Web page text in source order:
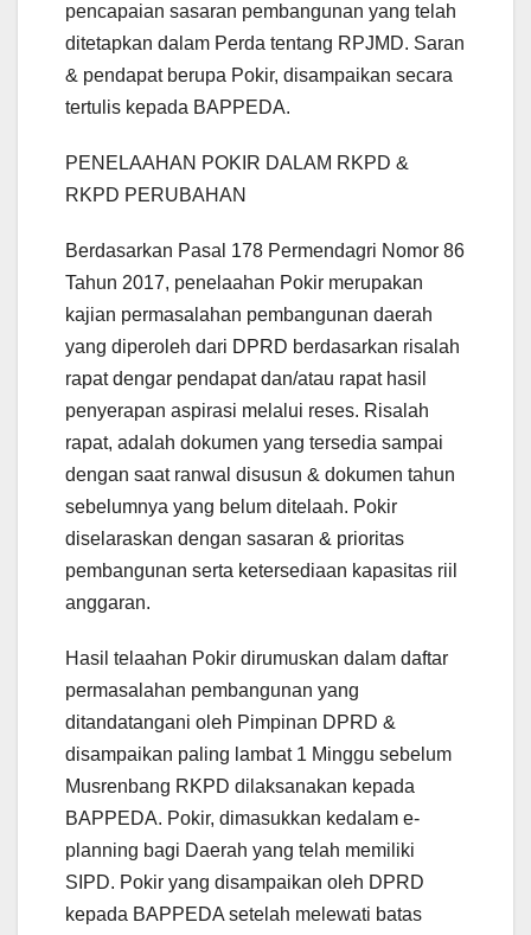
pencapaian sasaran pembangunan yang telah
ditetapkan dalam Perda tentang RPJMD. Saran
& pendapat berupa Pokir, disampaikan secara
tertulis kepada BAPPEDA.
PENELAAHAN POKIR DALAM RKPD &
RKPD PERUBAHAN
Berdasarkan Pasal 178 Permendagri Nomor 86
Tahun 2017, penelaahan Pokir merupakan
kajian permasalahan pembangunan daerah
yang diperoleh dari DPRD berdasarkan risalah
rapat dengar pendapat dan/atau rapat hasil
penyerapan aspirasi melalui reses. Risalah
rapat, adalah dokumen yang tersedia sampai
dengan saat ranwal disusun & dokumen tahun
sebelumnya yang belum ditelaah. Pokir
diselaraskan dengan sasaran & prioritas
pembangunan serta ketersediaan kapasitas riil
anggaran.
Hasil telaahan Pokir dirumuskan dalam daftar
permasalahan pembangunan yang
ditandatangani oleh Pimpinan DPRD &
disampaikan paling lambat 1 Minggu sebelum
Musrenbang RKPD dilaksanakan kepada
BAPPEDA. Pokir, dimasukkan kedalam e-
planning bagi Daerah yang telah memiliki
SIPD. Pokir yang disampaikan oleh DPRD
kepada BAPPEDA setelah melewati batas